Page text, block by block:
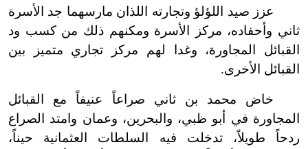
عزز صيد اللؤلؤ وتجارته اللذان مارسهما جد الأسرة
ثاني وأحفاده، مركز الأسرة ومكنهم ذلك من كسب ود
القبائل المجاورة، وغدا لهم مركز تجاري متميز بين
القبائل الأخرى.
خاض محمد بن ثاني صراعاً عنيفاً مع القبائل
المجاورة في أبو ظبي، والبحرين، وعمان وامتد الصراع
ردحاً طويلاً، تدخلت فيه السلطات العثمانية حيناً،